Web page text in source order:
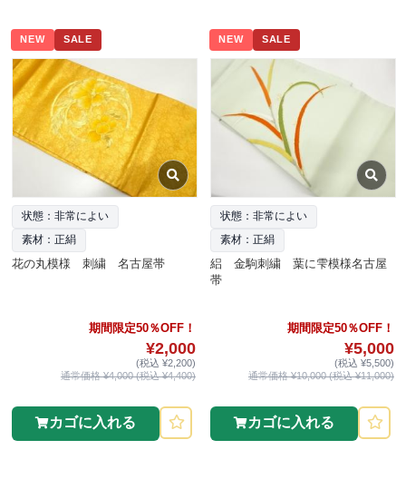
NEW SALE
状態：非常によい
素材：正絹
花の丸模様 刺繍 名古屋帯
期間限定50％OFF！
¥2,000
(税込 ¥2,200)
通常価格 ¥4,000 (税込 ¥4,400)
カゴに入れる
NEW SALE
状態：非常によい
素材：正絹
絽 金駒刺繍 葉に雫模様名古屋
帯
期間限定50％OFF！
¥5,000
(税込 ¥5,500)
通常価格 ¥10,000 (税込 ¥11,000)
カゴに入れる